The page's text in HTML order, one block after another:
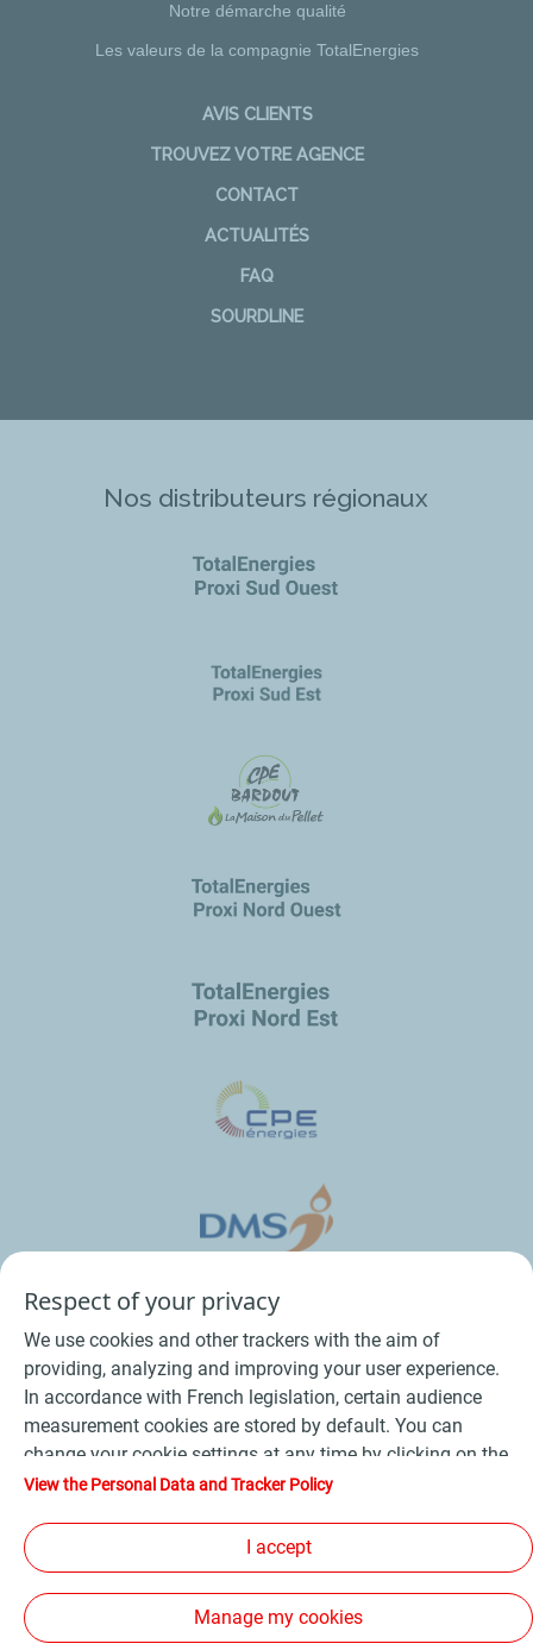
Notre démarche qualité
Les valeurs de la compagnie TotalEnergies
AVIS CLIENTS
TROUVEZ VOTRE AGENCE
CONTACT
ACTUALITÉS
FAQ
SOURDLINE
Nos distributeurs régionaux
Conditions Générales de Vente Bois
Conditions Générales d’Utilisation
Cookies - Plan du site -
Les sites de la compagnie TotalEnergies
Respect of your privacy
We use cookies and other trackers with the aim of
providing, analyzing and improving your user experience.
In accordance with French legislation, certain audience
measurement cookies are stored by default. You can
change your cookie settings at any time by clicking on the
"Manage my cookies" button. By clicking on the "Accept"
device. If you click on "Decline", only the technical cookies
required for the site to function correctly will be used. For
more information, refer to the "Personal Data and Tracker
Policy" page.
View the Personal Data and Tracker Policy
I accept
Manage my cookies